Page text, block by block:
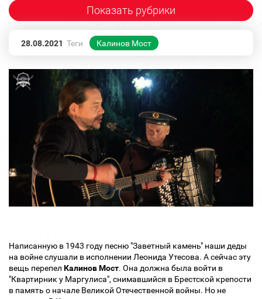
Показать рубрики
28.08.2021 Теги Калинов Мост
Написанную в 1943 году песню "Заветный камень" наши деды
на войне слушали в исполнении Леонида Утесова. А сейчас эту
вещь перепел Калинов Мост. Она должна была войти в
"Квартирник у Маргулиса", снимавшийся в Брестской крепости
в память о начале Великой Отечественной войны. Но не